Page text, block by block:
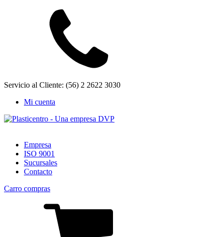
Servicio al Cliente: (56) 2 2622 3030
Mi cuenta
Empresa
ISO 9001
Sucursales
Contacto
Carro compras